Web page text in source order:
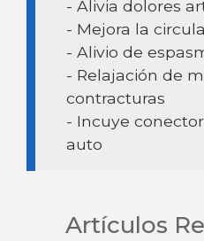
- Alivia dolores
- Mejora la
- Alivio de
- Relajación de
contracturas
- Incuye
auto
Artículos